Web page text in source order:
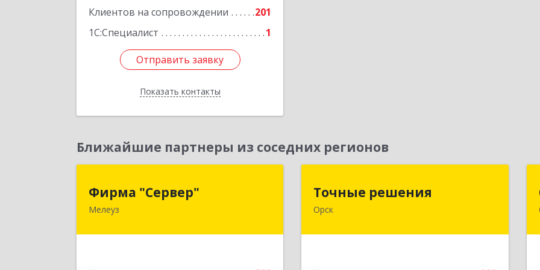
Клиентов на сопровождении
201
1С:Специалист
1
Отправить заявку
Показать контакты
Исмайлова, дом № 37 В
Отправить заявку
Назад
Ближайшие партнеры из соседних регионов
Фирма "Сервер"
Мелеуз
Точные решения
Орск